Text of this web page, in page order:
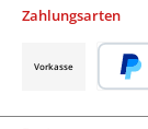
Zahlungsarten
Vorkasse